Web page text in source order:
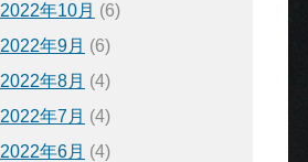
2022年10月 (6)
2022年9月 (6)
2022年8月 (4)
2022年7月 (4)
2022年6月 (4)